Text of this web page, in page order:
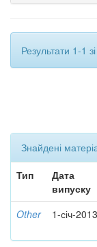
Результати 1-1
Знайдені
Тип
Дата
випуску
Other 1-січ-2013